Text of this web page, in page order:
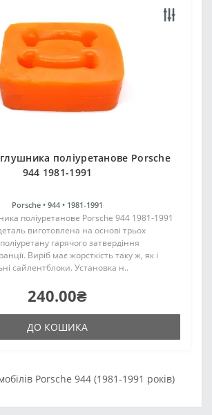
поліуретанове Porsche
944 1981-1991
Porsche • 944 • 1981-1991
поліуретанове Porsche 944 1981-1991
виготовлена на основі трьох
гарячого затвердіння
Виріб має жорсткість таку ж, як і
сайлентблоки. Установка н..
240.00₴
ДО КОШИКА
Porsche 944 (1981-1991 років)